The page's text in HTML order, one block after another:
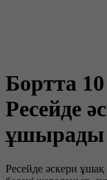
Бортта
Ресейде
ұшырады
Ресейде әскери